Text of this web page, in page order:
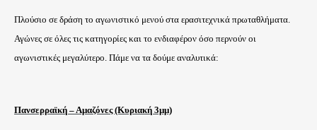
Πλούσιο σε δράση το αγωνιστικό μενού στα ερασιτεχνικά πρωταθλήματα.
Αγώνες σε όλες τις κατηγορίες και το ενδιαφέρον όσο περνούν οι
αγωνιστικές μεγαλύτερο. Πάμε να τα δούμε αναλυτικά:
Πανσερραϊκή – Αμαζόνες (Κυριακή 3μμ)